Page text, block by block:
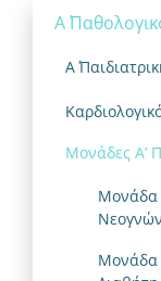
Α΄
Α΄
Μονάδες Α’
Μονάδα
Νεογνών
Μονάδα